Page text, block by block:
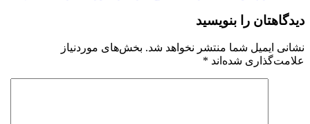
دیدگاهتان را بنویسید
نشانی ایمیل شما منتشر نخواهد شد. بخش‌های موردنیاز
علامت‌گذاری شده‌اند *